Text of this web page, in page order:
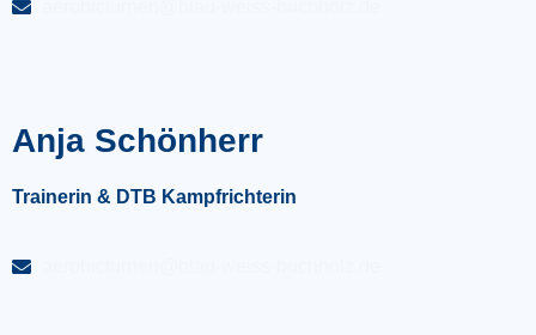
Anja Schönherr
Trainerin & DTB Kampfrichterin